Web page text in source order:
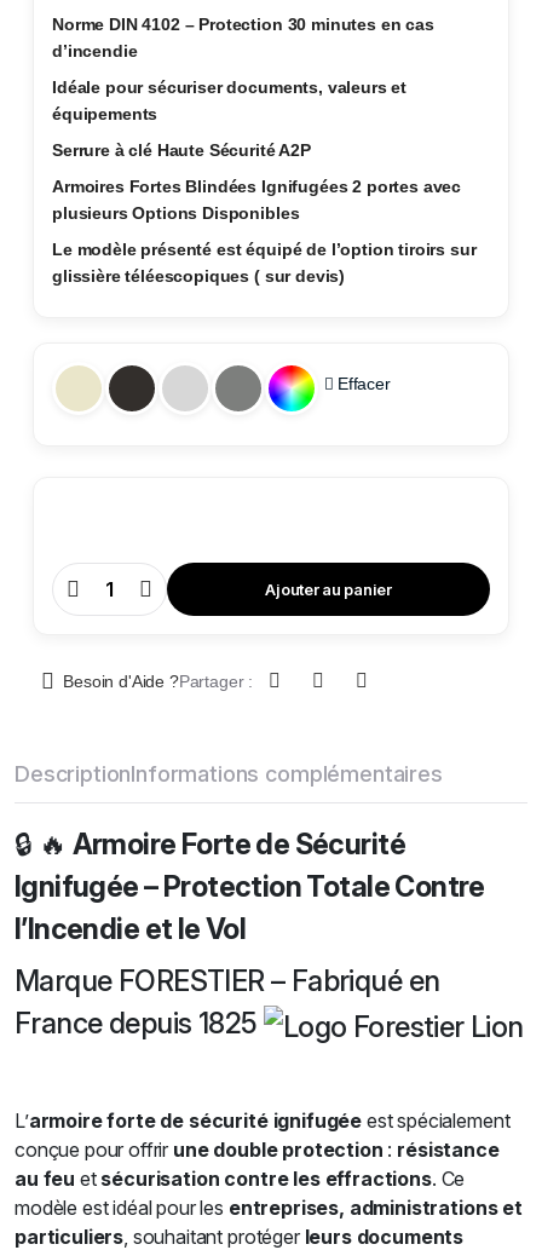
Norme DIN 4102 – Protection 30 minutes en cas
d’incendie
Idéale pour sécuriser documents, valeurs et
équipements
Serrure à clé Haute Sécurité A2P
Armoires Fortes Blindées Ignifugées 2 portes avec
plusieurs Options Disponibles
Le modèle présenté est équipé de l’option tiroirs sur
glissière téléescopiques ( sur devis)
Effacer
Armoire
Forte
AFS
Ajouter au panier
Besoin d'Aide ?Partager :
DescriptionInformations complémentaires
🔒 🔥 Armoire Forte de Sécurité
Ignifugée – Protection Totale Contre
l’Incendie et le Vol
Marque FORESTIER – Fabriqué en
France depuis 1825
L’armoire forte de sécurité ignifugée est spécialement
conçue pour offrir une double protection : résistance
au feu et sécurisation contre les effractions. Ce
modèle est idéal pour les entreprises, administrations et
particuliers , souhaitant protéger leurs documents